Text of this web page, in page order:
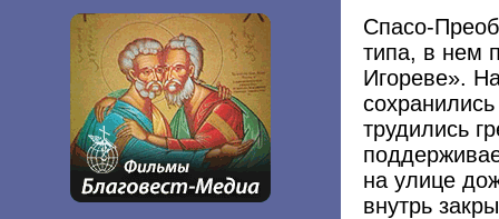
Спасо-
типа, в нем
Игореве».
трудились
на улице
внутрь